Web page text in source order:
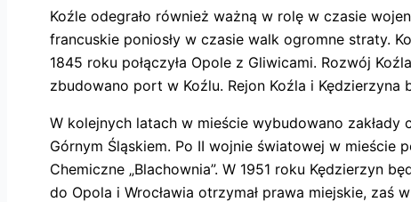
Koźle odegrało również ważną w rolę w czasie
francuskie poniosły w czasie walk ogromne straty.
1845 roku połączyła Opole z Gliwicami. Rozwój
zbudowano port w Koźlu. Rejon Koźla i
W kolejnych latach w mieście wybudowano zakłady
Górnym Śląskiem. Po II wojnie światowej w mieście
Chemiczne „Blachownia”. W 1951 roku Kędzierzyn
do Opola i Wrocławia otrzymał prawa miejskie, zaś